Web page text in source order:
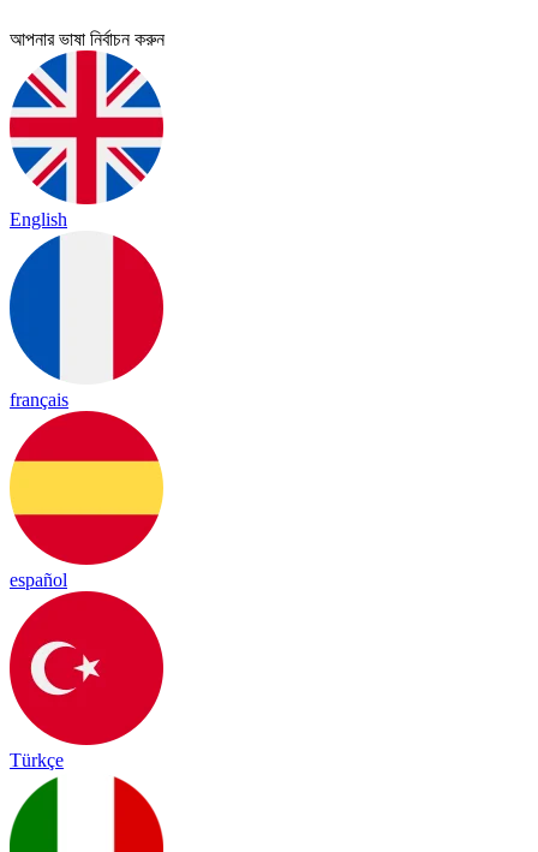
আপনার ভাষা নির্বাচন করুন
English
français
español
Türkçe